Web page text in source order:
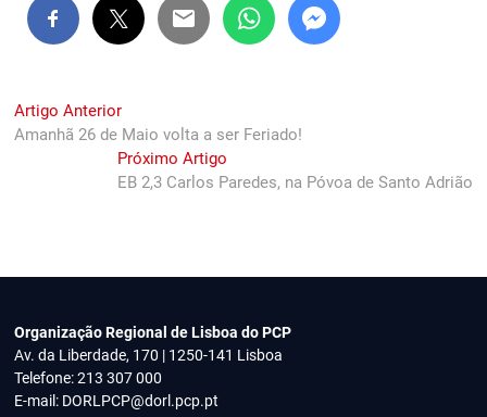
Navegação
de
Artigo AnteriorPrevious
post:
Amanhã 26 de Maio volta a ser Feriado!
Próximo ArtigoNext
post:
EB 2,3 Carlos Paredes, na Póvoa de Santo Adrião
Organização Regional de Lisboa do PCP
Av. da Liberdade, 170 | 1250-141 Lisboa
Telefone: 213 307 000
E-mail: DORLPCP@dorl.pcp.pt